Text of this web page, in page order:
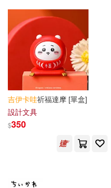
吉伊卡哇祈福達摩 [單盒]
設計文具
$350